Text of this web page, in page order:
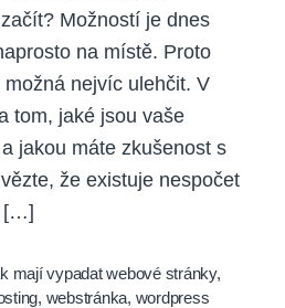
Možností je dnes
na místě. Proto
nejvíc ulehčit. V
tom, jaké jsou vaše
jakou máte zkušenost s
že existuje nespočet
[…]
mají vypadat webové stránky,
, webstránka, wordpress